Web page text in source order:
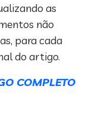
as
não
para cada
do artigo.
COMPLETO